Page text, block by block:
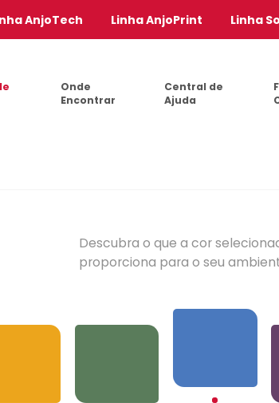
AnjoTech Linha AnjoPrint
Linha
Onde
Encontrar
Central de
Ajuda
Descubra o que a cor
proporciona para o seu
Verdes
Azuis